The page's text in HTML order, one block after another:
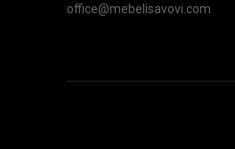
office@mebelisavovi.com